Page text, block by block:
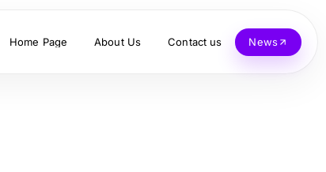
Home Page About Us Contact us News